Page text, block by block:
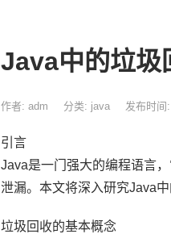
Java中的垃圾
作者: adm 分类: java 发布时间
引言
Java是一门强大的编程语言
泄漏。本文将深入研究Java
垃圾回收的基本概念